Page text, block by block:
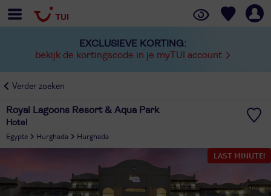
EXCLUSIEVE KORTING:
bekijk de kortingscode in je myTUI account
Verder zoeken
Royal Lagoons Resort & Aqua Park
Hotel
Egypte Hurghada
Hurghada
LAST MINUTE!